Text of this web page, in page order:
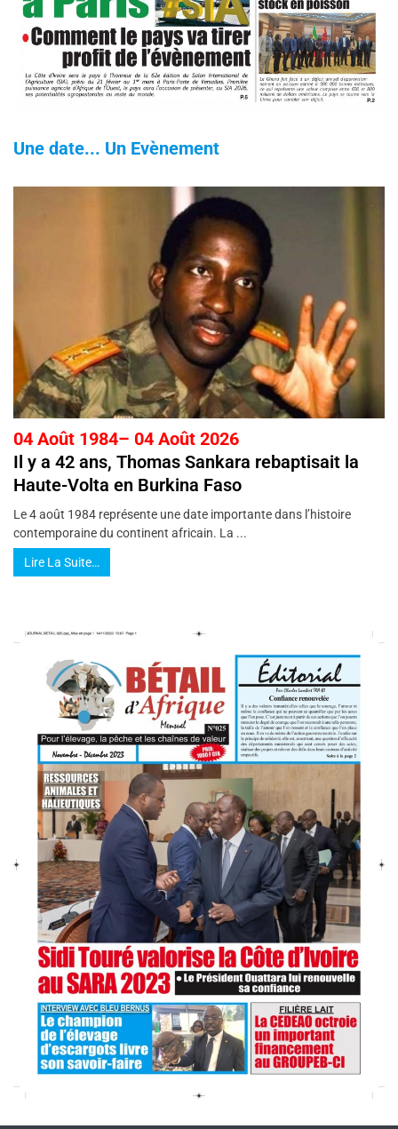
Une date... Un Evènement
04 Août 1984– 04 Août 2026
Il y a 42 ans, Thomas Sankara rebaptisait la
Haute-Volta en Burkina Faso
Le 4 août 1984 représente une date importante dans l’histoire
contemporaine du continent africain. La ...
Lire La Suite…